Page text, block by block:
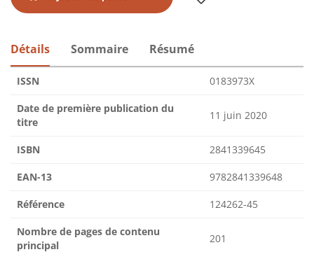
Détails Sommaire Résumé
ISSN 0183973X
Date de première publication du
titre
11 juin 2020
ISBN 2841339645
EAN-13 9782841339648
Référence 124262-45
Nombre de pages de contenu
principal
201